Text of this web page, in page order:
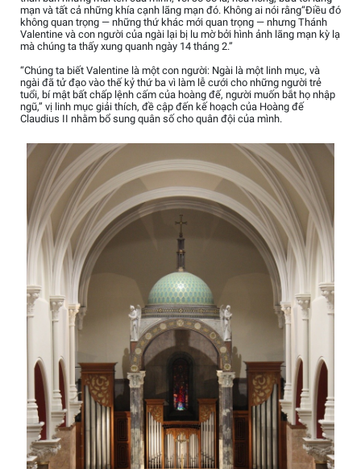
mạn và tất cả những khía cạnh lãng mạn đó. Không ai nói rằng“Điều đó
không quan trọng — những thứ khác mới quan trọng — nhưng Thánh
Valentine và con người của ngài lại bị lu mờ bởi hình ảnh lãng mạn kỳ lạ
mà chúng ta thấy xung quanh ngày 14 tháng 2.”
“Chúng ta biết Valentine là một con người: Ngài là một linh mục, và
ngài đã tử đạo vào thế kỷ thứ ba vì làm lễ cưới cho những người trẻ
tuổi, bí mật bất chấp lệnh cấm của hoàng đế, người muốn bắt họ nhập
ngũ,” vị linh mục giải thích, đề cập đến kế hoạch của Hoàng đế
Claudius II nhằm bổ sung quân số cho quân đội của mình.